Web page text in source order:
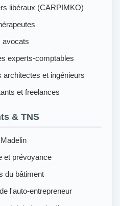
libéraux (CARPIMKO)
avocats
experts-comptables
architectes et ingénieurs
et freelances
& TNS
et prévoyance
du bâtiment
l'auto-entrepreneur